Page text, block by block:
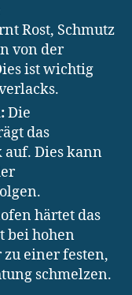
Rost, Schmutz
von der
ist wichtig
Die
das
auf. Dies kann
härtet das
bei hohen
einer festen,
schmelzen.